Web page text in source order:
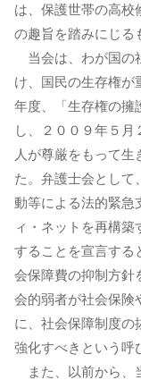
は、保護世帯の高校
の趣旨を踏みにじる
当会は、わが国の
け、国民の生存権が
年度、「生存権の擁
し、２００９年５
人が尊厳をもって
た。弁護士会として
動等による法的緊急
ィ・ネットを再構
することを宣言する
会保障費の抑制方針
会的弱者が社会保険
に、社会保障制度の
強化すべきという呼
また、以前から、